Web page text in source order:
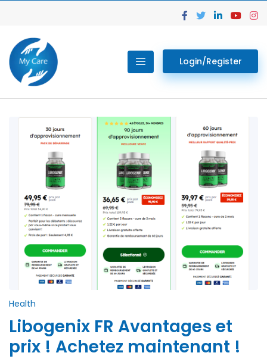
Login/Register
Health
Libogenix FR Avantages et
prix ! Achetez maintenant !